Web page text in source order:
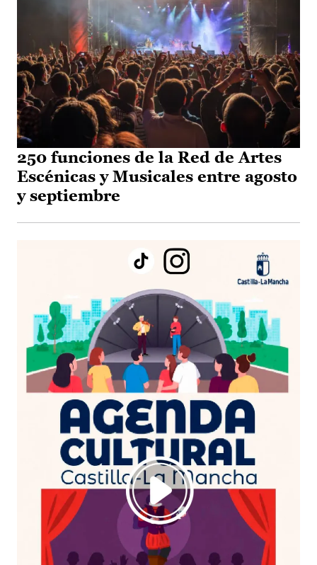
250 funciones de la Red de Artes
Escénicas y Musicales entre agosto
y septiembre